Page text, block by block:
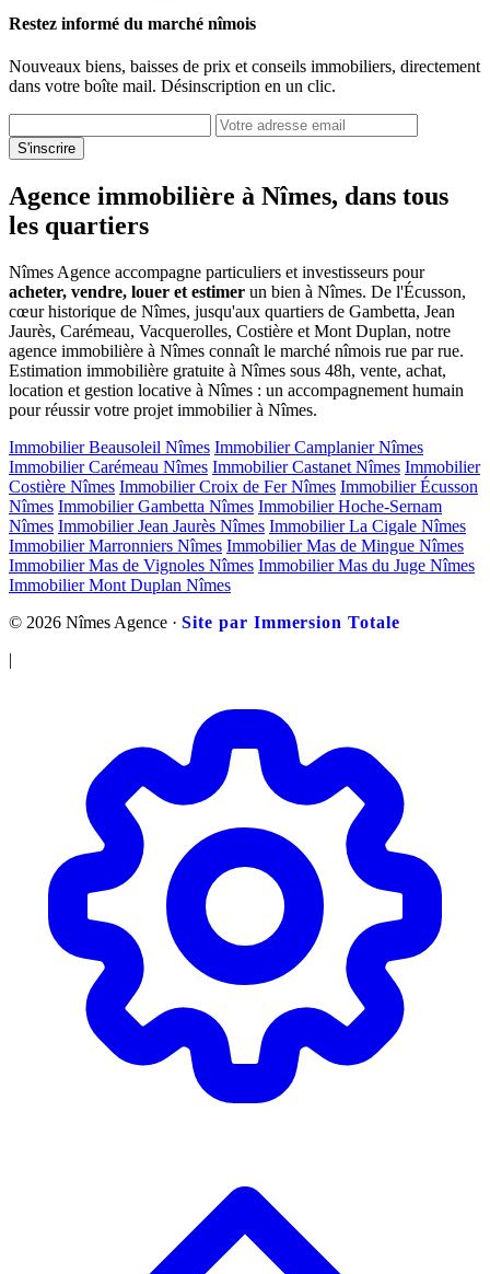
Restez informé du marché nîmois
Nouveaux biens, baisses de prix et conseils immobiliers, directement
dans votre boîte mail. Désinscription en un clic.
S'inscrire
Agence immobilière à Nîmes, dans tous
les quartiers
Nîmes Agence accompagne particuliers et investisseurs pour
acheter, vendre, louer et estimer un bien à Nîmes. De l'Écusson,
cœur historique de Nîmes, jusqu'aux quartiers de Gambetta, Jean
Jaurès, Carémeau, Vacquerolles, Costière et Mont Duplan, notre
agence immobilière à Nîmes connaît le marché nîmois rue par rue.
Estimation immobilière gratuite à Nîmes sous 48h, vente, achat,
location et gestion locative à Nîmes : un accompagnement humain
pour réussir votre projet immobilier à Nîmes.
Immobilier Beausoleil Nîmes Immobilier Camplanier Nîmes
Immobilier Carémeau Nîmes Immobilier Castanet Nîmes Immobilier
Costière Nîmes Immobilier Croix de Fer Nîmes Immobilier Écusson
Nîmes Immobilier Gambetta Nîmes Immobilier Hoche-Sernam
Nîmes Immobilier Jean Jaurès Nîmes Immobilier La Cigale Nîmes
Immobilier Marronniers Nîmes Immobilier Mas de Mingue Nîmes
Immobilier Mas de Vignoles Nîmes Immobilier Mas du Juge Nîmes
Immobilier Mont Duplan Nîmes
© 2026 Nîmes Agence · Site par Immersion Totale
|